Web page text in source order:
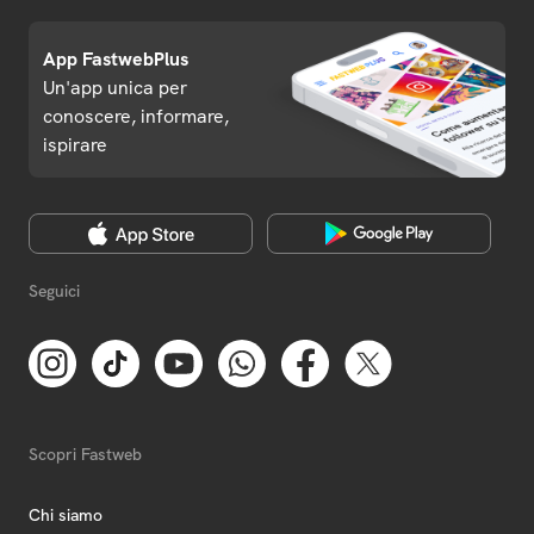
App FastwebPlus
Un'app unica per
conoscere, informare,
ispirare
Seguici
Scopri Fastweb
Chi siamo